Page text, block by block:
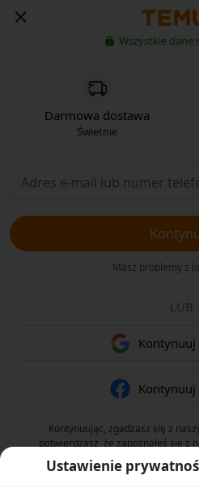
Wszystkie dane
Darmowa dostawa
Świetnie
Masz problemy z
LUB
Kontynuuj
Kontynuuj
Kontynuując, zgadzasz się z
potwierdzasz, że zapoznałeś się z
Ustawienie